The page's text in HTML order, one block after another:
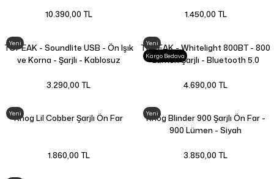
10.390,00 TL 1.450,00 TL
Yeni
TOPEAK - Soundlite USB - Ön Işık
ve Korna - Şarjlı - Kablosuz
3.290,00 TL
Yeni
Kargo Bedava
TOPEAK - Whitelight 800BT - 800
Lümen Şarjlı - Bluetooth 5.0
4.690,00 TL
YeniKnog Lil Cobber Şarjlı Ön Far
1.860,00 TL
Yeni
Knog Blinder 900 Şarjlı Ön Far -
900 Lümen - Siyah
3.850,00 TL